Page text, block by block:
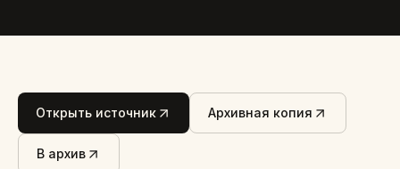
Открыть источник Архивная копия
В архив